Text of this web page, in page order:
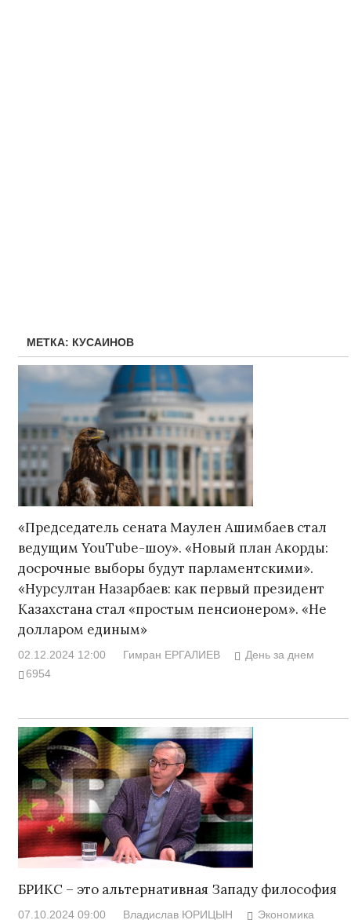
МЕТКА: КУСАИНОВ
«Председатель сената Маулен Ашимбаев стал
ведущим YouTube-шоу». «Новый план Акорды:
досрочные выборы будут парламентскими».
«Нурсултан Назарбаев: как первый президент
Казахстана стал «простым пенсионером». «Не
долларом единым»
02.12.2024 12:00 Гимран ЕРГАЛИЕВ
День за днем
6954
БРИКС – это альтернативная Западу философия
07.10.2024 09:00 Владислав ЮРИЦЫН
Экономика